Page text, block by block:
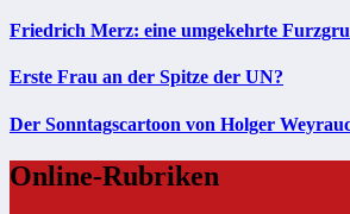
Friedrich Merz: eine umgekehrte
Erste Frau an der Spitze der UN?
Der Sonntagscartoon von Holger
Online-Rubriken